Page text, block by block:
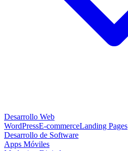
Desarrollo Web
WordPressE-commerceLanding Pages
Desarrollo de Software
Apps Móviles